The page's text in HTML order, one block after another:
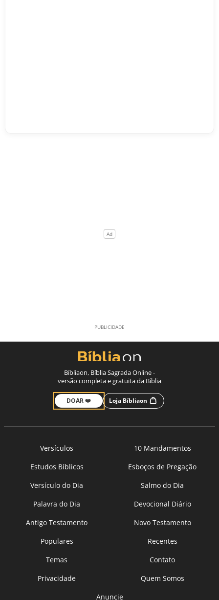
Bíbliaon, Bíblia Sagrada Online -
versão completa e gratuita da Bíblia
DOAR ❤️ Loja Bíbliaon
Versículos
10 Mandamentos
Estudos Bíblicos
Esboços de Pregação
Versículo do Dia
Salmo do Dia
Palavra do Dia
Devocional Diário
Antigo Testamento
Novo Testamento
Populares
Recentes
Temas
Contato
Privacidade
Quem Somos
Anuncie